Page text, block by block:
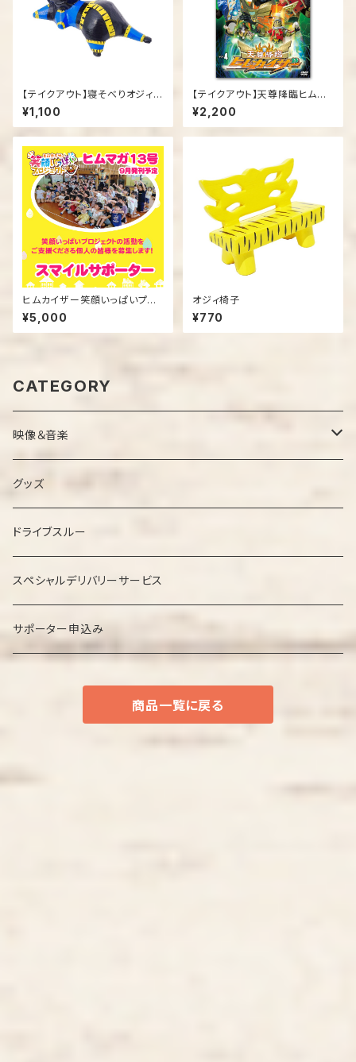
【テイクアウト】寝そべりオジィ人
形
¥1,100
【テイクアウト】天尊降臨ヒムカ
イザーDVD第４弾
¥2,200
ヒムカイザー笑顔いっぱいプロ
ジェクト『個人サポーター』登録
（ヒムマガ１3号活動分）
¥5,000
オジィ椅子
¥770
CATEGORY
映像＆音楽
ＤＶＤ
ＣＤ
グッズ
ドライブスルー
スペシャルデリバリーサービス
サポーター申込み
商品一覧に戻る